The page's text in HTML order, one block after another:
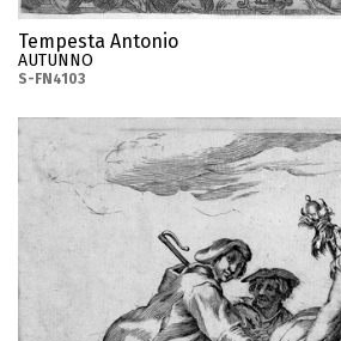
Tempesta Antonio
AUTUNNO
S-FN4103